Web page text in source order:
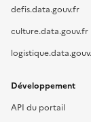
defis.data.gouv.fr
culture.data.gouv.fr
Développement
API du portail